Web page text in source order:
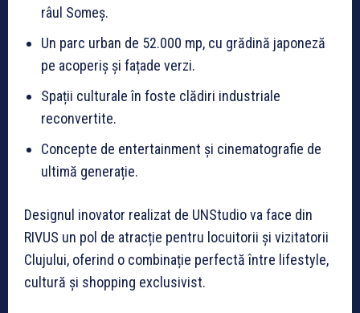
râul Someș.
Un parc urban de 52.000 mp, cu grădină japoneză
pe acoperiș și fațade verzi.
Spații culturale în foste clădiri industriale
reconvertite.
Concepte de entertainment și cinematografie de
ultimă generație.
Designul inovator realizat de UNStudio va face din
RIVUS un pol de atracție pentru locuitorii și vizitatorii
Clujului, oferind o combinație perfectă între lifestyle,
cultură și shopping exclusivist.